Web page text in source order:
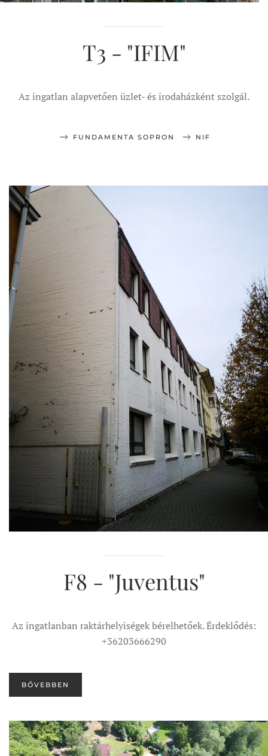
T3 - "IFIM"
Az ingatlan alapvetően üzlet- és irodaházként szolgál.
FUNDAMENTA SOPRON NIF
F8 - "Juventus"
Az ingatlanban raktárhelyiségek bérelhetőek. Érdeklődés:
+36203666290
BŐVEBBEN